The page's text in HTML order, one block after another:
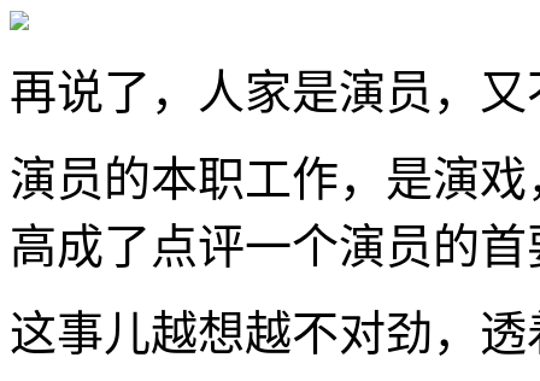
再说了，人家是演员，
演员的本职工作，是演
高成了点评一个演员的
这事儿越想越不对劲，